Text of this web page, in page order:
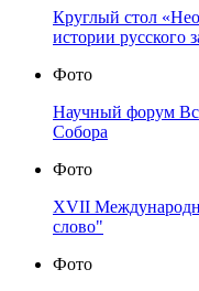
Круглый стол
истории русского
Фото
Научный форум
Собора
Фото
XVII
слово"
Фото